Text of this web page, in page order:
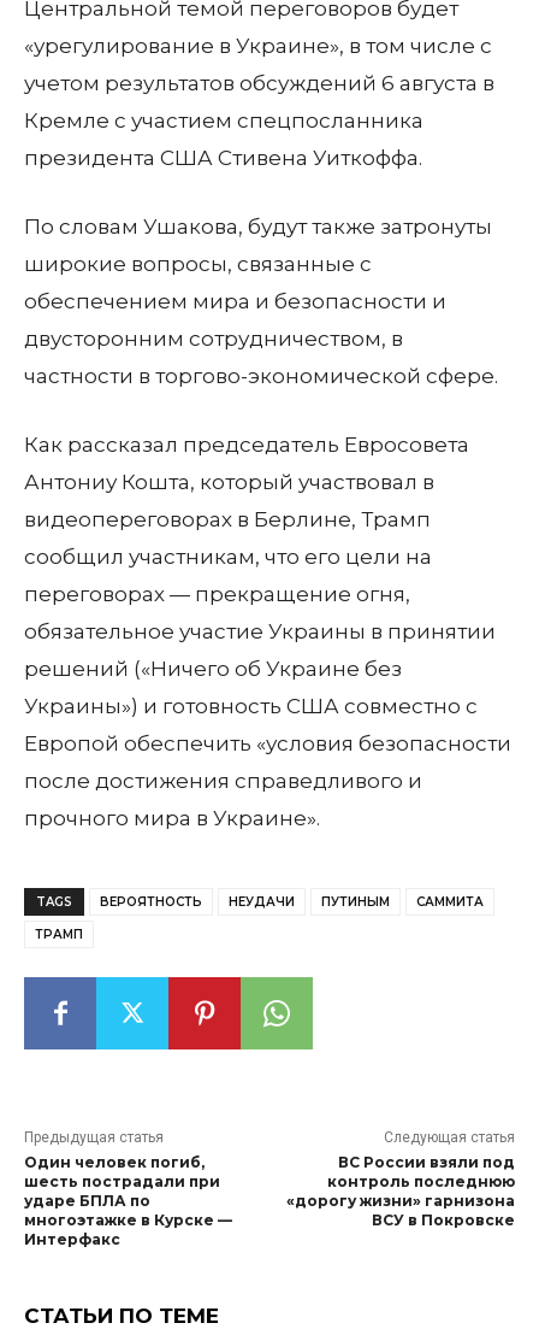
Центральной темой переговоров будет
«урегулирование в Украине», в том числе с
учетом результатов обсуждений 6 августа в
Кремле с участием спецпосланника
президента США Стивена Уиткоффа.
По словам Ушакова, будут также затронуты
широкие вопросы, связанные с
обеспечением мира и безопасности и
двусторонним сотрудничеством, в
частности в торгово-экономической сфере.
Как рассказал председатель Евросовета
Антониу Кошта, который участвовал в
видеопереговорах в Берлине, Трамп
сообщил участникам, что его цели на
переговорах — прекращение огня,
обязательное участие Украины в принятии
решений («Ничего об Украине без
Украины») и готовность США совместно с
Европой обеспечить «условия безопасности
после достижения справедливого и
прочного мира в Украине».
TAGS ВЕРОЯТНОСТЬ НЕУДАЧИ ПУТИНЫМ САММИТА
ТРАМП
Предыдущая статья
Один человек погиб,
шесть пострадали при
ударе БПЛА по
многоэтажке в Курске —
Интерфакс
Следующая статья
ВС России взяли под
контроль последнюю
«дорогу жизни» гарнизона
ВСУ в Покровске
СТАТЬИ ПО ТЕМЕ